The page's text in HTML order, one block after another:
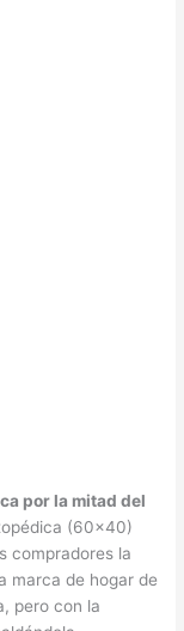
por la mitad del
(60×40)
compradores la
marca de hogar de
pero con la